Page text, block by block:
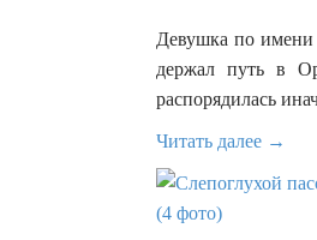
Девушка по
держал путь в
распорядилась
Читать далее →